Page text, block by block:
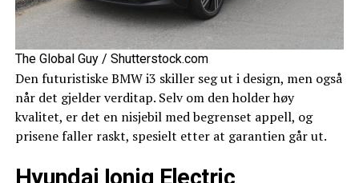
The Global Guy / Shutterstock.com
Den futuristiske BMW i3 skiller seg ut i design, men også
når det gjelder verditap. Selv om den holder høy
kvalitet, er det en nisjebil med begrenset appell, og
prisene faller raskt, spesielt etter at garantien går ut.